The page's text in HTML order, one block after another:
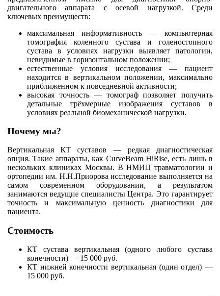
двигательного аппарата с осевой нагрузкой. Среди
ключевых преимуществ:
максимальная информативность — компьютерная
томография коленного сустава и голеностопного
сустава в условиях нагрузки выявляет патологии,
невидимые в горизонтальном положении;
естественные условия исследования — пациент
находится в вертикальном положении, максимально
приближенном к повседневной активности;
высокая точность — томограф позволяет получить
детальные трёхмерные изображения суставов в
условиях реальной биомеханической нагрузки.
Почему мы?
Вертикальная КТ суставов — редкая диагностическая
опция. Такие аппараты, как CurveBeam HiRise, есть лишь в
нескольких клиниках Москвы. В НМИЦ травматологии и
ортопедии им. Н.Н.Приорова исследование выполняется на
самом современном оборудовании, а результатом
занимаются ведущие специалисты Центра. Это гарантирует
точность и максимальную ценность диагностики для
пациента.
Стоимость
КТ сустава вертикальная (одного любого сустава
конечности) — 15 000 руб.
КТ нижней конечности вертикальная (один отдел) —
15 000 руб.